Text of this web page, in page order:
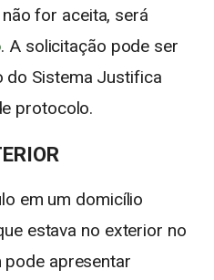
for aceita, será
. A solicitação pode ser
do Sistema Justifica
protocolo.
em um domicílio
estava no exterior no
pode apresentar